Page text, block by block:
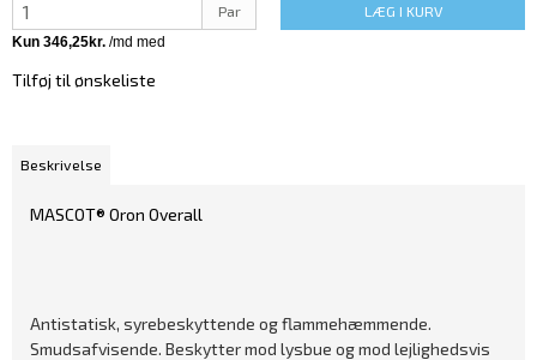
Par LÆG I KURV
Tilføj til ønskeliste
Beskrivelse
MASCOT® Oron Overall
Antistatisk, syrebeskyttende og flammehæmmende.
Smudsafvisende. Beskytter mod lysbue og mod lejlighedsvis